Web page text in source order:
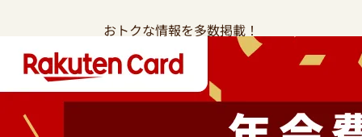
おトクな情報を多数掲載！